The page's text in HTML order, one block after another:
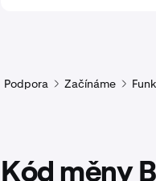
Podpora Začínáme
Kód měny